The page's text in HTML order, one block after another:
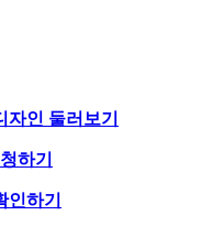
인 둘러보기
하기
하기